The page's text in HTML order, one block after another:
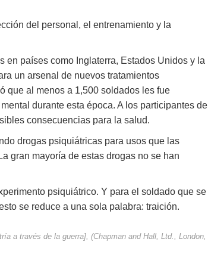
del personal, el entrenamiento y la
en países como Inglaterra, Estados Unidos y la
un arsenal de nuevos tratamientos
que al menos a 1,500 soldados les fue
durante esta época. A los participantes de
consecuencias para la salud.
drogas psiquiátricas para usos que las
gran mayoría de estas drogas no se han
psiquiátrico. Y para el soldado que se
se reduce a una sola palabra: traición.
a través de la guerra], (Chapman and Hall, Ltd., London,